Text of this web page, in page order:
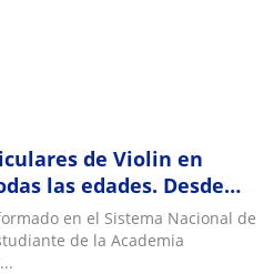
de Violin en
las edades. Desde
clases. Formado
de Venezuela
en el Sistema Nacional de
de la Academia